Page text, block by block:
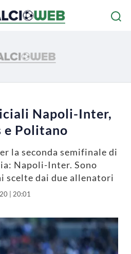
Napoli-Inter,
e Politano
la seconda semifinale di
Napoli-Inter. Sono
scelte dai due allenatori
| 20:01